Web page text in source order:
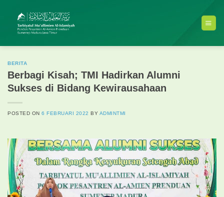
content
BERITA
Berbagi Kisah; TMI Hadirkan Alumni
Sukses di Bidang Kewirausahaan
POSTED ON6 FEBRUARI 2022 BY ADMINTMI